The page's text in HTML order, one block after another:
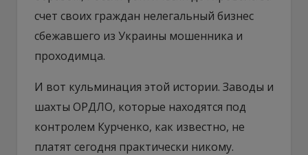
счет своих граждан нелегальный бизнес
сбежавшего из Украины мошенника и
проходимца.
И вот кульминация этой истории. Заводы и
шахты ОРДЛО, которые находятся под
контролем Курченко, как известно, не
платят сегодня практически никому.